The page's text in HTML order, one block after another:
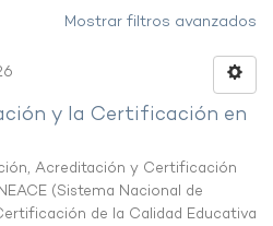
Mostrar filtros avanzados
y la Certificación en
Acreditación y Certificación
(Sistema Nacional de
de la Calidad Educativa